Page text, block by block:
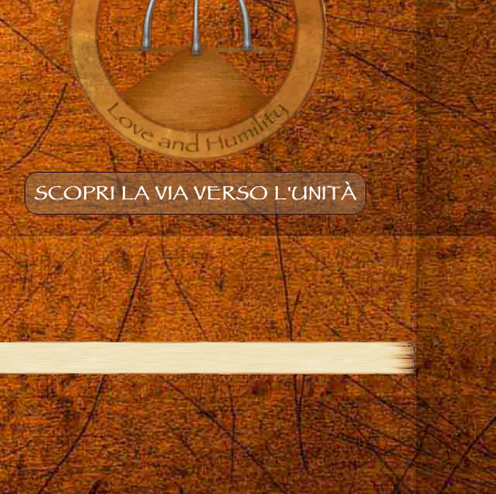
SCOPRI LA VIA VERSO L'UNITÀ